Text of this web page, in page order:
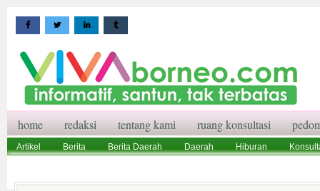
home redaksi tentang kami ruang konsultasi
Artikel Berita Berita Daerah Daerah Hiburan